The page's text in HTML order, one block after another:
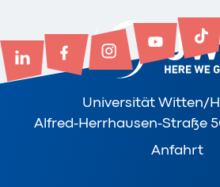
Universität Witten/
Alfred-Herrhausen-Straße
Anfahrt